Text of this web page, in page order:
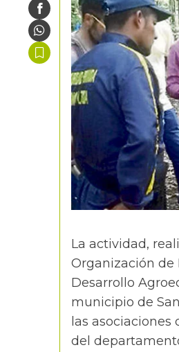
La actividad,
Organización de
Desarrollo
municipio de
las
del